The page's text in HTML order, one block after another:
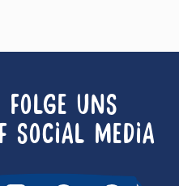
FOLGE UNS
SOCIAL MEDIA